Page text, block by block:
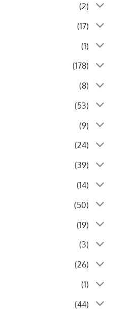
(2)
(17)
(1)
(178)
(8)
(53)
(9)
(24)
(39)
(14)
(50)
(19)
(3)
(26)
(1)
(44)